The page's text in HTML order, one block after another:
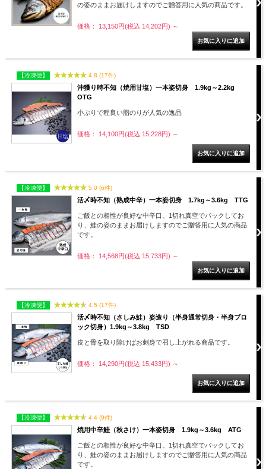
の姿のままお届けしますのでご贈答用に人気の商品です。
価格： 13,150円(税込 14,202円) ～
【冷凍便】 4.8 (17件)
沖獲り時不知（焼用甘塩）一本姿切身 1.9kg～2.2kg
OTG
小ぶりで程良い脂のりが人気の逸品
価格： 14,100円(税込 15,228円) ～
【冷凍便】 5.0 (6件)
活〆時不知（熟成中辛）一本姿切身 1.7kg～3.6kg TTG
ご飯との相性が良好な中辛口。1切れ真空でパックしてお
り、鮭の姿のままお届けしますのでご贈答用に人気の商品
です。
価格： 14,568円(税込 15,733円) ～
【冷凍便】 4.5 (17件)
活〆時不知（さしみ鮭）姿造り（半身通常切身・半身ブロ
ック切身）1.9kg～3.8kg TSD
皮と骨を取り除けばお刺身で召し上がれる商品です。
価格： 14,290円(税込 15,433円) ～
【冷凍便】 4.4 (9件)
焼用中辛鮭（秋さけ）一本姿切身 1.9kg～3.6kg ATG
ご飯との相性が良好な中辛口。1切れ真空でパックしてお
り、鮭の姿のままお届けしますのでご贈答用に人気の商品
です。